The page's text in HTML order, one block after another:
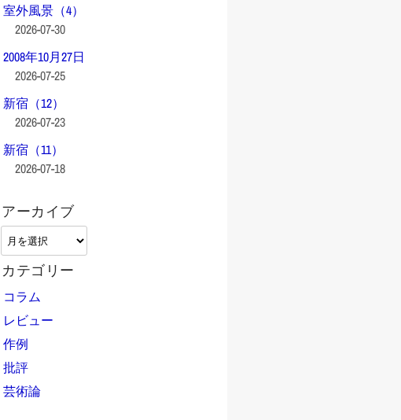
室外風景（4）
2026-07-30
2008年10月27日
2026-07-25
新宿（12）
2026-07-23
新宿（11）
2026-07-18
アーカイブ
ア
ー
カ
イ
カテゴリー
コラム
レビュー
作例
批評
芸術論